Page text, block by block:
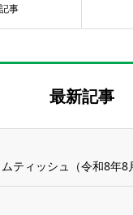
最新記事
ティッシュ（令和8年8